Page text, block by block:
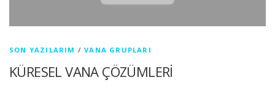
SON YAZILARIM /VANA GRUPLARI
KÜRESEL VANA ÇÖZÜMLERİ